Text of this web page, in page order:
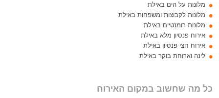
מלונות על הים באילת
מלונות לקבוצות ומשפחות באילת
מלונות רומנטיים באילת
אירוח פנסיון מלא באילת
אירוח חצי פנסיון באילת
לינה וארוחת בוקר באילת
כל מה שחשוב במקום האירוח